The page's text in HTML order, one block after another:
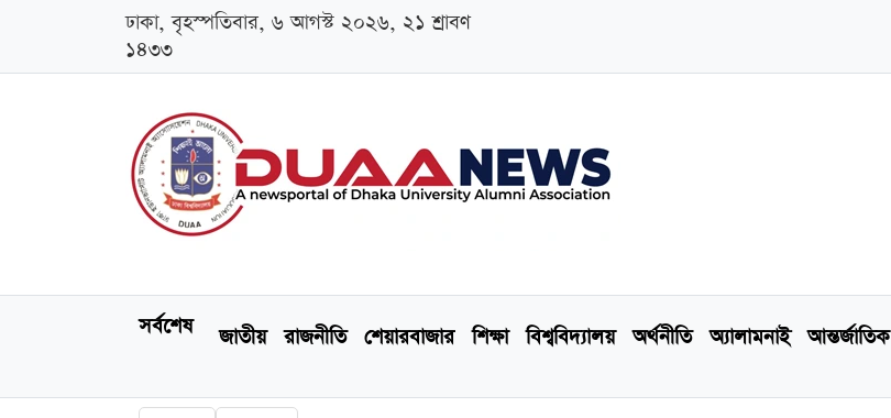
ঢাকা, বৃহস্পতিবার, ৬ আগস্ট ২০২৬, ২১ শ্রাবণ
১৪৩৩
সর্বশেষ জাতীয় রাজনীতি শেয়ারবাজার শিক্ষা বিশ্ববিদ্যালয় অর্থনীতি অ্যালামনাই আন্তর্জাতিক